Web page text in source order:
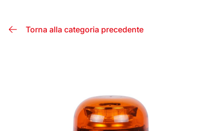
Torna alla categoria precedente